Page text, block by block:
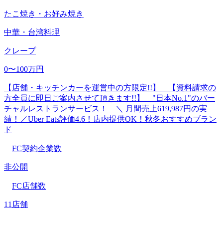
たこ焼き・お好み焼き
中華・台湾料理
クレープ
0〜100万円
【店舗・キッチンカーを運営中の方限定!!】 【資料請求の
方全員に即日ご案内させて頂きます!!】 "日本No.1"のバー
チャルレストランサービス！ ＼ 月間売上619,987円の実
績！／Uber Eats評価4.6！店内提供OK！秋冬おすすめブラン
ド
FC契約企業数
非公開
FC店舗数
11店舗